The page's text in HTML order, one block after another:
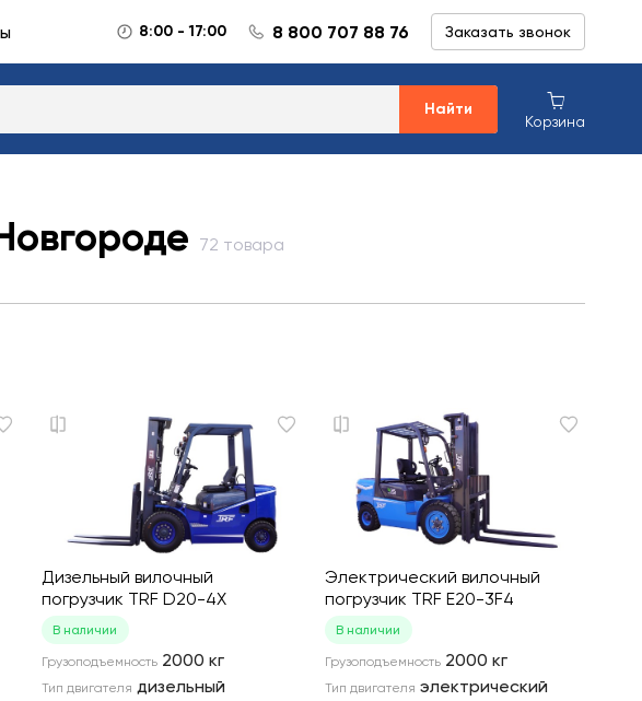
8:00 - 17:00 8 800 707 88 76 Заказать звонок
Найти
Корзина
72 товара
Дизельный вилочный
погрузчик TRF D20-4X
В наличии
Грузоподъемность 2000 кг
Тип двигателя дизельный
Электрический вилочный
погрузчик TRF E20-3F4
В наличии
Грузоподъемность 2000 кг
Тип двигателя электрический